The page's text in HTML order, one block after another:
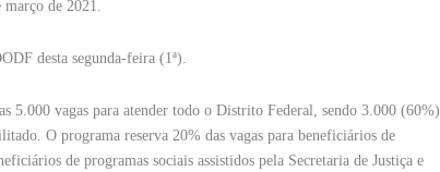
de 2021.
desta segunda-feira (1ª).
5.000 vagas para atender todo o Distrito Federal, sendo 3.000 (60%)
O programa reserva 20% das vagas para beneficiários de
de programas sociais assistidos pela Secretaria de Justiça e